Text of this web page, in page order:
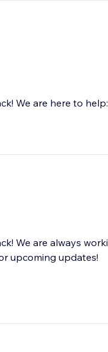
We are here to
We are always
upcoming updates!